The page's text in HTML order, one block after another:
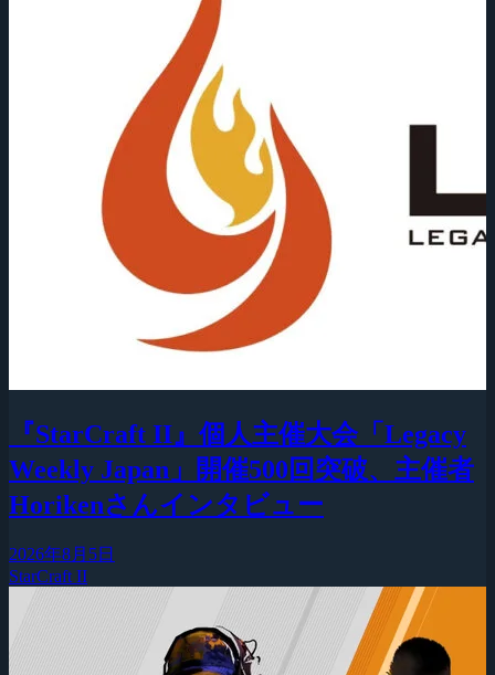
『StarCraft II』個人主催大会「Legacy
Weekly Japan」開催500回突破、主催者
Horikenさんインタビュー
2026年8月5日
StarCraft II